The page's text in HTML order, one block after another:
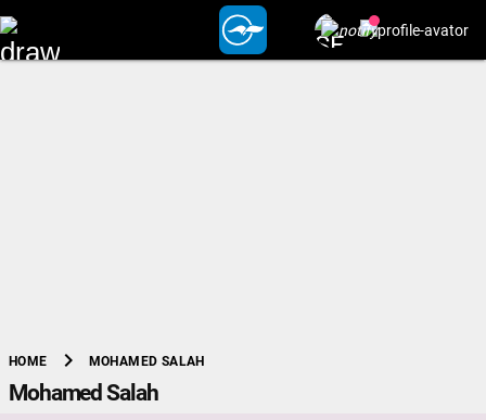
HOME chevron_right MOHAMED SALAH
Mohamed Salah